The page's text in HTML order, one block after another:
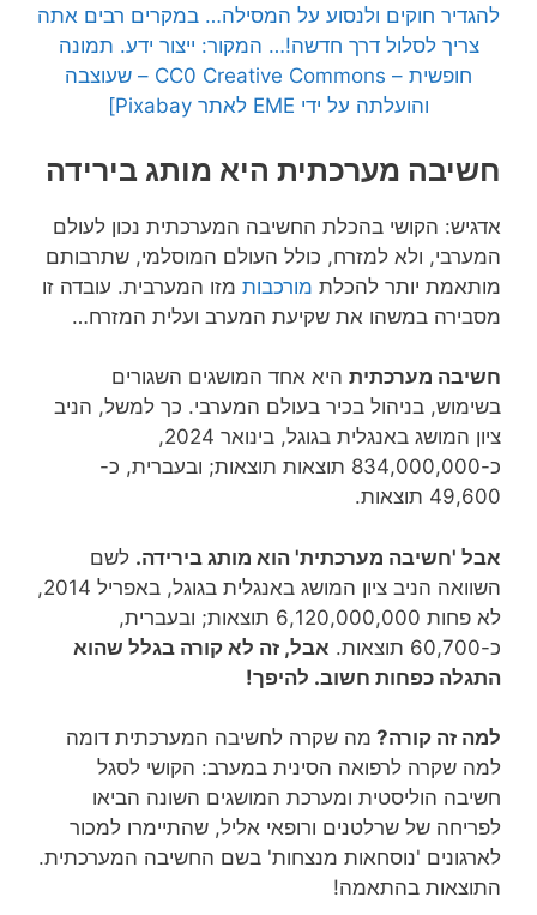
להגדיר חוקים ולנסוע על המסילה… במקרים רבים אתה
צריך לסלול דרך חדשה!… המקור: ייצור ידע. תמונה
חופשית – CC0 Creative Commons – שעוצבה
והועלתה על ידי EME לאתר Pixabay]
חשיבה מערכתית היא מותג בירידה
אדגיש: הקושי בהכלת החשיבה המערכתית נכון לעולם
המערבי, ולא למזרח, כולל העולם המוסלמי, שתרבותם
מותאמת יותר להכלת מורכבות מזו המערבית. עובדה זו
מסבירה במשהו את שקיעת המערב ועלית המזרח…
חשיבה מערכתית היא אחד המושגים השגורים
בשימוש, בניהול בכיר בעולם המערבי. כך למשל, הניב
ציון המושג באנגלית בגוגל, בינואר 2024,
כ-834,000,000 תוצאות תוצאות; ובעברית, כ-
49,600 תוצאות.
אבל 'חשיבה מערכתית' הוא מותג בירידה. לשם
השוואה הניב ציון המושג באנגלית בגוגל, באפריל 2014,
לא פחות 6,120,000,000 תוצאות; ובעברית,
כ-60,700 תוצאות.
אבל, זה לא קורה בגלל שהוא
התגלה כפחות חשוב. להיפך!
למה זה קורה? מה שקרה לחשיבה המערכתית דומה
למה שקרה לרפואה הסינית במערב: הקושי לסגל
חשיבה הוליסטית ומערכת המושגים השונה הביאו
לפריחה של שרלטנים ורופאי אליל, שהתיימרו למכור
לארגונים 'נוסחאות מנצחות' בשם החשיבה המערכתית.
התוצאות בהתאמה!